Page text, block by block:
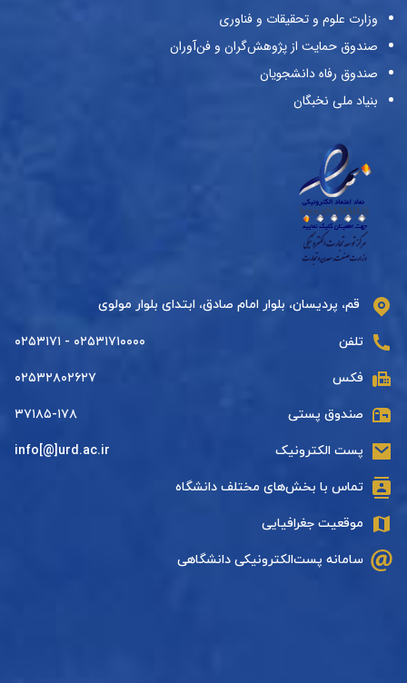
وزارت علوم و تحقیقات و فناوری
صندوق حمایت از پژوهش‌گران و فن‌آوران
صندوق رفاه دانشجویان
بنیاد ملی نخبگان
قم، پردیسان، بلوار امام صادق، ابتدای بلوار مولوی
تلفن ۰۲۵۳۱۷۱۰۰۰۰ - ۰۲۵۳۱۷۱
فکس ۰۲۵۳۲۸۰۲۶۲۷
صندوق پستی ۳۷۱۸۵-۱۷۸
پست الکترونیک info[@]urd.ac.ir
تماس با بخش‌های مختلف دانشگاه
موقعیت جغرافیایی
سامانه پست‌الکترونیکی دانشگاهی